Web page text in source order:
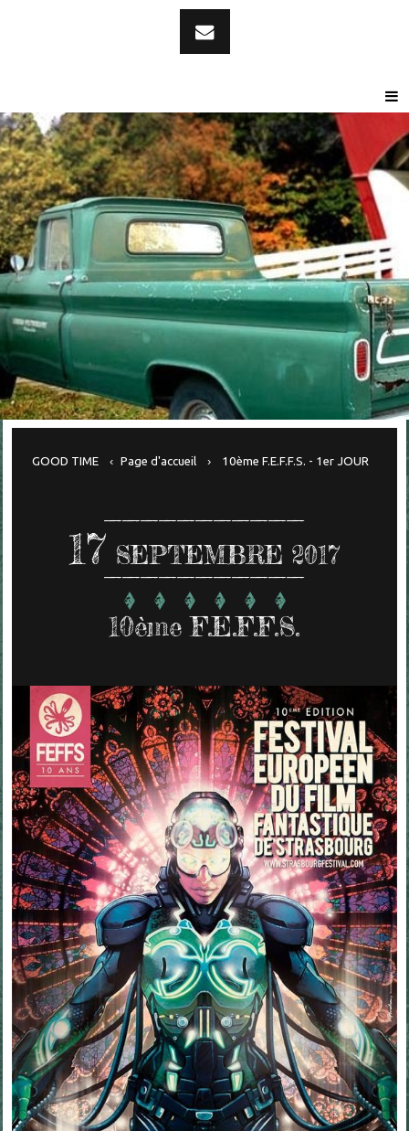
GOOD TIME Page d'accueil 10ème F.E.F.F.S. - 1er JOUR
17 SEPTEMBRE 2017
10ème F.E.F.F.S.